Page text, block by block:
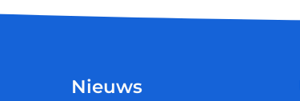
Nieuws